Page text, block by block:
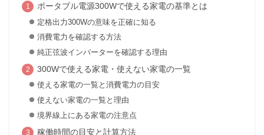
ポータブル電源300Wで使える家電の基準とは
定格出力300Wの意味を正確に知る
消費電力を確認する方法
純正弦波インバーターを確認する理由
300Wで使える家電・使えない家電の一覧
使える家電の一覧と消費電力の目安
使えない家電の一覧と理由
境界線上にある家電の注意点
稼働時間の目安と計算方法